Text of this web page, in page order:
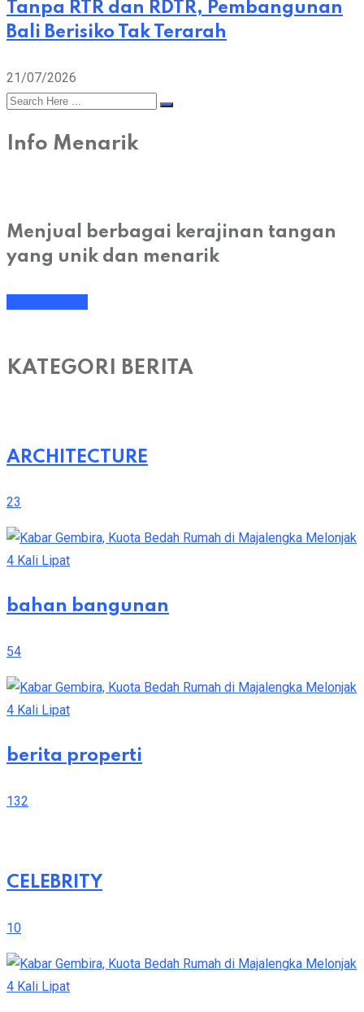
Tanpa RTR dan RDTR, Pembangunan
Bali Berisiko Tak Terarah
21/07/2026
Info Menarik
Menjual berbagai kerajinan tangan
yang unik dan menarik
KATEGORI BERITA
ARCHITECTURE
23
bahan bangunan
54
berita properti
132
CELEBRITY
10